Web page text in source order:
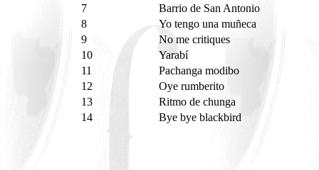
7
Barrio de San Antonio
8
Yo tengo una muñeca
9
No me critiques
10
Yarabí
11
Pachanga modibo
12
Oye rumberito
13
Ritmo de chunga
14
Bye bye blackbird